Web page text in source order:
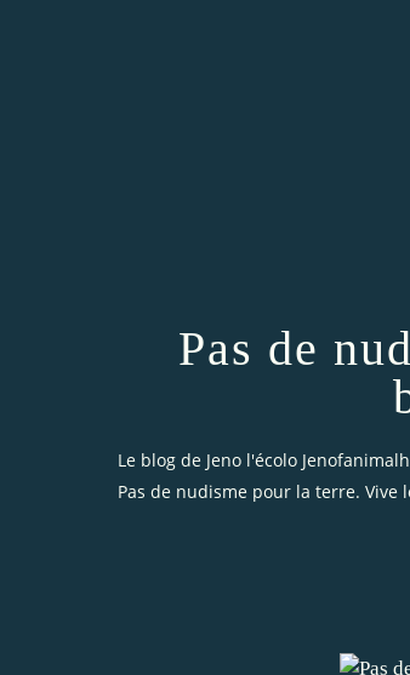
Pas de
Le blog de Jeno l'écolo
Pas de nudisme pour la terre. Vive